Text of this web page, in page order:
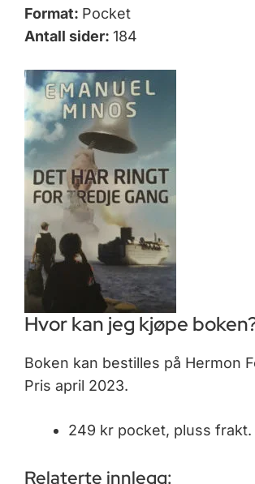
Format: Pocket
Antall sider: 184
Hvor kan jeg kjøpe
Boken kan bestilles på Hermon
Pris april 2023.
249 kr pocket, pluss frakt.
Relaterte innlegg: